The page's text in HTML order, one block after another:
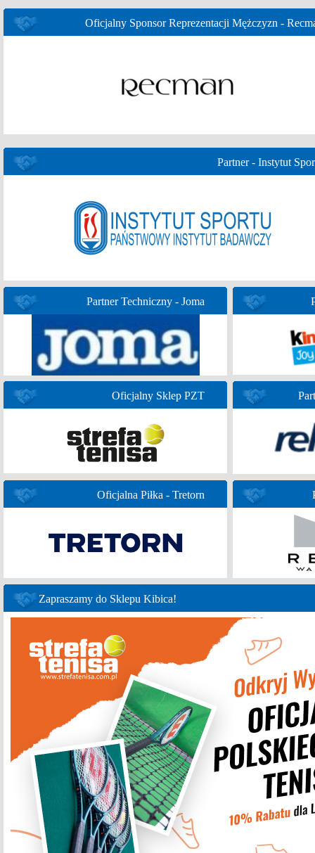
Oficjalny Sponsor Reprezentacji Mężczyzn -
Partner - Instytut
Partner Techniczny - Joma
Oficjalny Sklep PZT
Oficjalna Piłka - Tretorn
Zapraszamy do Sklepu Kibica!